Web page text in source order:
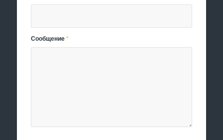
Сообщение*